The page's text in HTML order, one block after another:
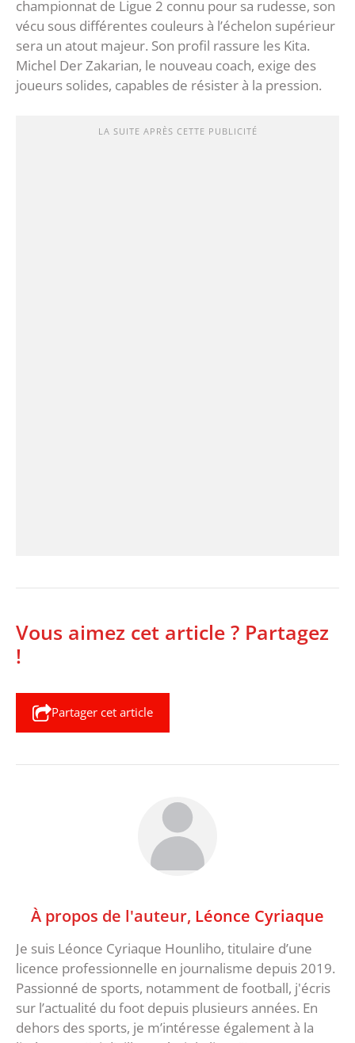
championnat de Ligue 2 connu pour sa rudesse, son
vécu sous différentes couleurs à l’échelon supérieur
sera un atout majeur. Son profil rassure les Kita.
Michel Der Zakarian, le nouveau coach, exige des
joueurs solides, capables de résister à la pression.
LA SUITE APRÈS CETTE PUBLICITÉ
Vous aimez cet article ? Partagez
!
Partager cet article
À propos de l'auteur, Léonce Cyriaque
Je suis Léonce Cyriaque Hounliho, titulaire d’une
licence professionnelle en journalisme depuis 2019.
Passionné de sports, notamment de football, j'écris
sur l’actualité du foot depuis plusieurs années. En
dehors des sports, je m’intéresse également à la